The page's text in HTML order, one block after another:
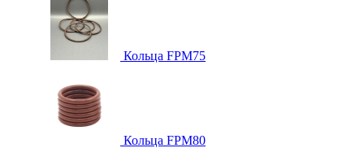
Кольца FPM75
Кольца FPM80